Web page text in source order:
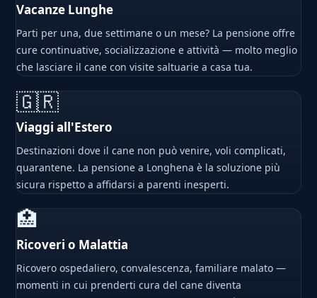
Vacanze Lunghe
Parti per una, due settimane o un mese? La pensione offre
cure continuative, socializzazione e attività — molto meglio
che lasciare il cane con visite saltuarie a casa tua.
🇬🇷
Viaggi all'Estero
Destinazioni dove il cane non può venire, voli complicati,
quarantene. La pensione a Longhena è la soluzione più
sicura rispetto a affidarsi a parenti inesperti.
🏥
Ricoveri o Malattia
Ricovero ospedaliero, convalescenza, familiare malato —
momenti in cui prenderti cura del cane diventa